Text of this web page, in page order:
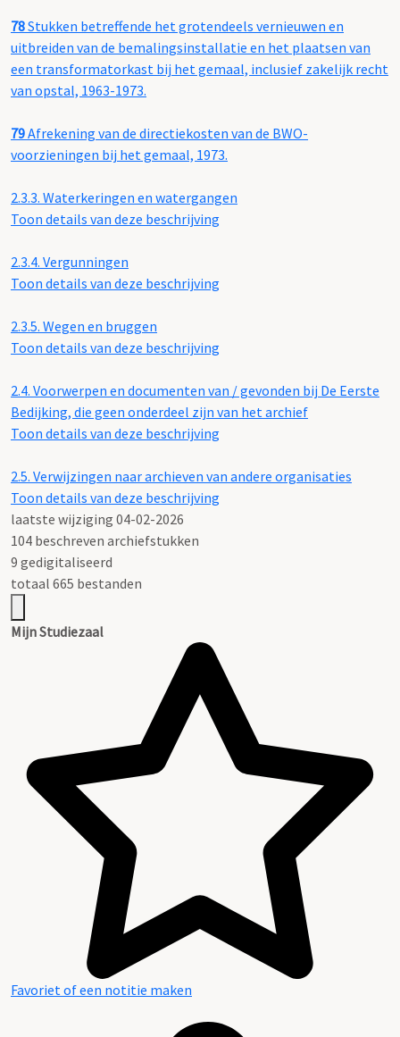
78Stukken betreffende het grotendeels vernieuwen en
uitbreiden van de bemalingsinstallatie en het plaatsen van
een transformatorkast bij het gemaal, inclusief zakelijk recht
van opstal, 1963-1973.
79Afrekening van de directiekosten van de BWO-
voorzieningen bij het gemaal, 1973.
2.3.3. Waterkeringen en watergangen
Toon details van deze beschrijving
2.3.4. Vergunningen
Toon details van deze beschrijving
2.3.5. Wegen en bruggen
Toon details van deze beschrijving
2.4. Voorwerpen en documenten van / gevonden bij De Eerste
Bedijking, die geen onderdeel zijn van het archief
Toon details van deze beschrijving
2.5. Verwijzingen naar archieven van andere organisaties
Toon details van deze beschrijving
laatste wijziging 04-02-2026
104 beschreven archiefstukken
9 gedigitaliseerd
totaal 665 bestanden
Mijn Studiezaal
Favoriet of een notitie maken